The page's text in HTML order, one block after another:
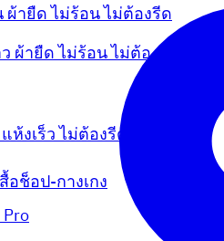
ผ้ายืด ไม่ร้อน ไม่ต้องรีด
ผ้ายืด ไม่ร้อน ไม่ต้องรีด
งเร็ว ไม่ต้องรีด
ช็อป-กางเกง